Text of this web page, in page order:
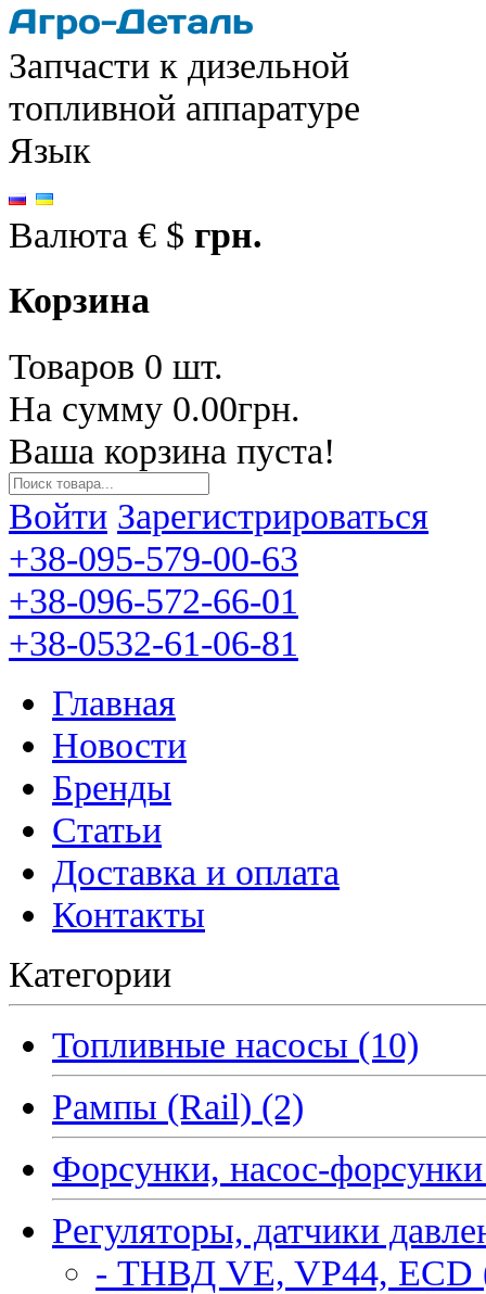
Запчасти к дизельной
топливной аппаратуре
Язык
Валюта € $ грн.
Корзина
Товаров 0 шт.
На сумму 0.00грн.
Ваша корзина пуста!
Войти Зарегистрироваться
+38-095-579-00-63
+38-096-572-66-01
+38-0532-61-06-81
Главная
Новости
Бренды
Статьи
Доставка и оплата
Контакты
Категории
Топливные насосы (10)
Рампы (Rail) (2)
Форсунки, насос-
Регуляторы, датчики
- ТНВД VE, VP44, ECD